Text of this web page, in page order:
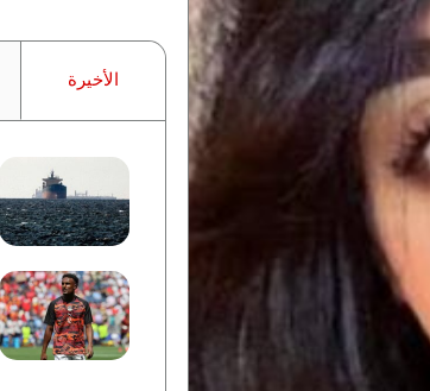
الأخيرة